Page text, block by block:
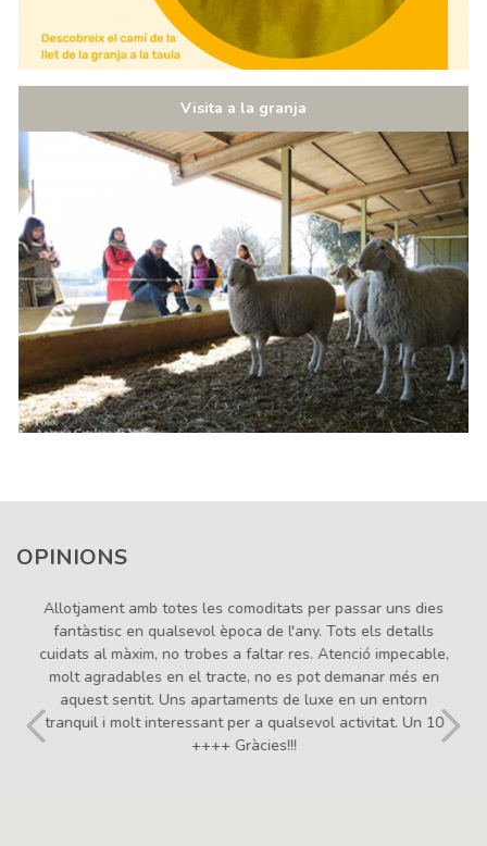
Visita a la granja
OPINIONS
Allotjament amb totes les comoditats per passar uns dies
fantàstisc en qualsevol època de l'any. Tots els detalls
cuidats al màxim, no trobes a faltar res. Atenció impecable,
molt agradables en el tracte, no es pot demanar més en
aquest sentit. Uns apartaments de luxe en un entorn
tranquil i molt interessant per a qualsevol activitat. Un 10
++++ Gràcies!!!